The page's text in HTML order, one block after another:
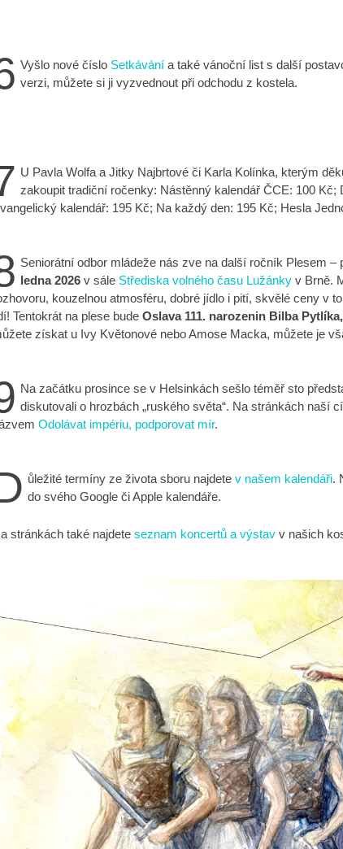
Vyšlo nové číslo Setkávání a také vánoční list s další
verzi, můžete si ji vyzvednout při odchodu z kostela.
U Pavla Wolfa a Jitky Najbrtové či Karla Kolínka, kterým
zakoupit tradiční ročenky: Nástěnný kalendář ČCE: 100
kalendář: 195 Kč; Na každý den: 195 Kč; Hesla
Seniorátní odbor mládeže nás zve na další ročník Plesem
ledna 2026v sále Střediska volného času Lužánky v Brně.
kouzelnou atmosféru, dobré jídlo i pití, skvělé ceny v
Tentokrát na plese bude Oslava 111. narozenin Bilba Pytlíka,
získat u Ivy Květonové nebo Amose Macka, můžete je
Na začátku prosince se v Helsinkách sešlo téměř sto
diskutovali o hrozbách „ruského světa“. Na stránkách naší
Odolávat impériu, podporovat mír.
ůležité termíny ze života sboru najdetev našem kalendáři.
do svého Google či Apple kalendáře.
stránkách také najdete seznam koncertů a výstav v našich